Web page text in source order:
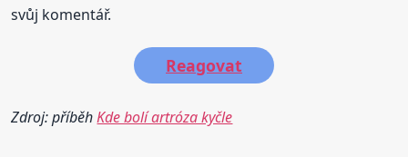
svůj komentář.
Reagovat
Zdroj: příběhKde bolí artróza kyčle